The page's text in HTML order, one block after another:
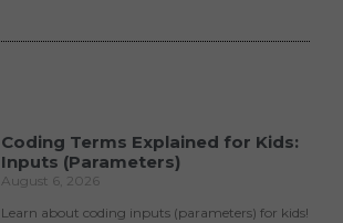
Coding Terms Explained for Kids:
Inputs (Parameters)
August 6, 2026
Learn about coding inputs (parameters) for kids!